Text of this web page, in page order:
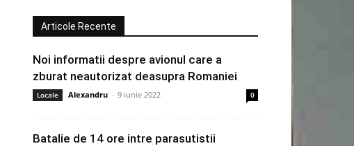
Articole Recente
Noi informatii despre avionul care a
zburat neautorizat deasupra Romaniei
Locale Alexandru - 9 iunie 2022 0
Batalie de 14 ore intre parasutistii